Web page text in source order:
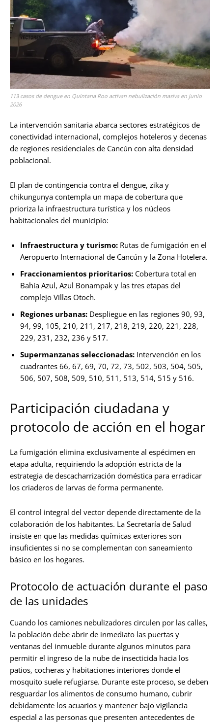
113 casos de dengue en Quintana Roo activan nebulización masiva en junio
2026
La intervención sanitaria abarca sectores estratégicos de
conectividad internacional, complejos hoteleros y decenas
de regiones residenciales de Cancún con alta densidad
poblacional.
El plan de contingencia contra el dengue, zika y
chikungunya contempla un mapa de cobertura que
prioriza la infraestructura turística y los núcleos
habitacionales del municipio:
Infraestructura y turismo: Rutas de fumigación en el
Aeropuerto Internacional de Cancún y la Zona Hotelera.
Fraccionamientos prioritarios: Cobertura total en
Bahía Azul, Azul Bonampak y las tres etapas del
complejo Villas Otoch.
Regiones urbanas: Despliegue en las regiones 90, 93,
94, 99, 105, 210, 211, 217, 218, 219, 220, 221, 228,
229, 231, 232, 236 y 517.
Supermanzanas seleccionadas: Intervención en los
cuadrantes 66, 67, 69, 70, 72, 73, 502, 503, 504, 505,
506, 507, 508, 509, 510, 511, 513, 514, 515 y 516.
Participación ciudadana y
protocolo de acción en el hogar
La fumigación elimina exclusivamente al espécimen en
etapa adulta, requiriendo la adopción estricta de la
estrategia de descacharrización doméstica para erradicar
los criaderos de larvas de forma permanente.
El control integral del vector depende directamente de la
colaboración de los habitantes. La Secretaría de Salud
insiste en que las medidas químicas exteriores son
insuficientes si no se complementan con saneamiento
básico en los hogares.
Protocolo de actuación durante el paso
de las unidades
Cuando los camiones nebulizadores circulen por las calles,
la población debe abrir de inmediato las puertas y
ventanas del inmueble durante algunos minutos para
permitir el ingreso de la nube de insecticida hacia los
patios, cocheras y habitaciones interiores donde el
mosquito suele refugiarse. Durante este proceso, se deben
resguardar los alimentos de consumo humano, cubrir
debidamente los acuarios y mantener bajo vigilancia
especial a las personas que presenten antecedentes de